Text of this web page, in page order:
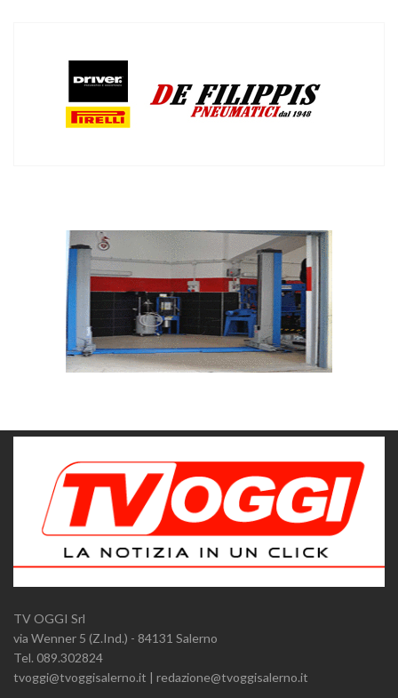
TV OGGI Srl
via Wenner 5 (Z.Ind.) - 84131 Salerno
Tel. 089.302824
tvoggi@tvoggisalerno.it | redazione@tvoggisalerno.it